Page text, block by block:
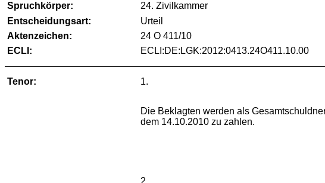
Spruchkörper:
24. Zivilkammer
Entscheidungsart:
Urteil
Aktenzeichen:
24 O 411/10
ECLI:
ECLI:DE:LGK:2012:0413.24O411.10.00
Tenor: 1.
Die Beklagten werden als
dem 14.10.2010 zu zahlen.
2.